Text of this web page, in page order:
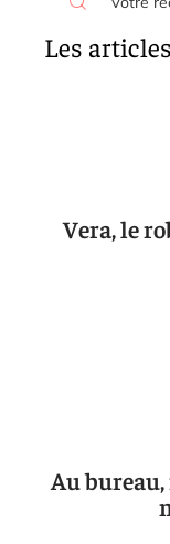
Les
Vera, le
Au bureau,